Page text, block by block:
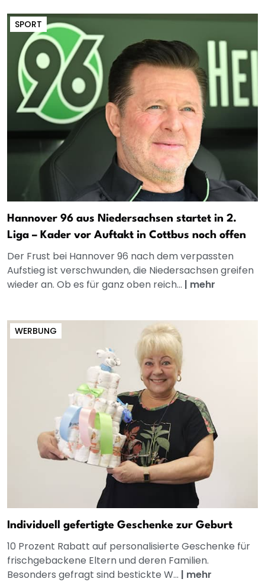
SPORT
Hannover 96 aus Niedersachsen startet in 2.
Liga – Kader vor Auftakt in Cottbus noch offen
Der Frust bei Hannover 96 nach dem verpassten
Aufstieg ist verschwunden, die Niedersachsen greifen
wieder an. Ob es für ganz oben reich... | mehr
WERBUNG
Individuell gefertigte Geschenke zur Geburt
10 Prozent Rabatt auf personalisierte Geschenke für
frischgebackene Eltern und deren Familien.
Besonders gefragt sind bestickte W... | mehr